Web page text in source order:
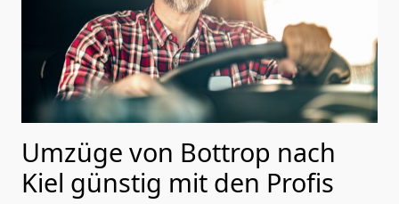
Umzüge von Bottrop nach
Kiel günstig mit den Profis